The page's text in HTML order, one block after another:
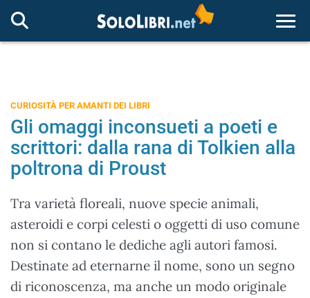
CURIOSITÀ PER AMANTI DEI LIBRI
Gli omaggi inconsueti a poeti e
scrittori: dalla rana di Tolkien alla
poltrona di Proust
Tra varietà floreali, nuove specie animali,
asteroidi e corpi celesti o oggetti di uso comune
non si contano le dediche agli autori famosi.
Destinate ad eternarne il nome, sono un segno
di riconoscenza, ma anche un modo originale